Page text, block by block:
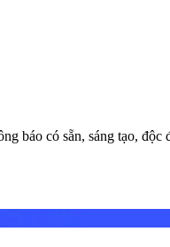
báo có sẵn, sáng tạo,